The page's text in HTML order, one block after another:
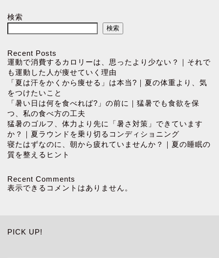
検索
検索
Recent Posts
運動で消費するカロリーは、思ったより少ない？｜それで
も運動した人が痩せていく理由
「夏は汗をかくから痩せる」は本当?｜夏の体重より、気
をつけたいこと
「暑い日は何を食べれば?」の前に｜猛暑でも食欲を保
つ、私の食べ方の工夫
猛暑のゴルフ、体力より先に「暑さ対策」できています
か？｜夏ラウンドを乗り切るコンディショニング
寝たはずなのに、朝から疲れていませんか？｜夏の睡眠の
質を整えるヒント
Recent Comments
表示できるコメントはありません。
PICK UP!